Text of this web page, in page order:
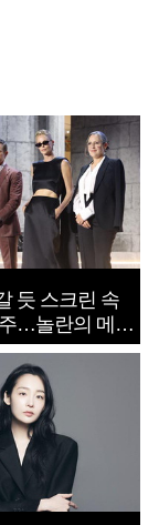
듯 스크린 속
…놀란의 메시
죄’